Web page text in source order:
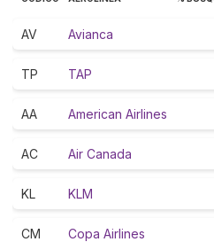
AV Avianca
TP TAP
AA American Airlines
AC Air Canada
KL KLM
CM Copa Airlines